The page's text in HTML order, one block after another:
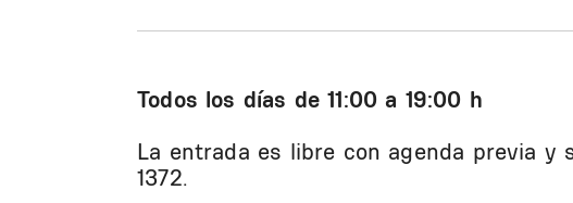
Todos los días de 11:00 a 19:00 h
La entrada es libre con agenda previa y
1372.